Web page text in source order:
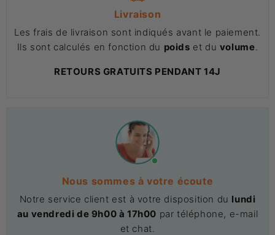
Livraison
Les frais de livraison sont indiqués avant le paiement.
Ils sont calculés en fonction du poids et du volume
RETOURS GRATUITS PENDANT 14J
Nous sommes à votre écoute
Notre service client est à votre disposition du lundi
au vendredi de 9h00 à 17h00 par téléphone, e-mail
et chat.